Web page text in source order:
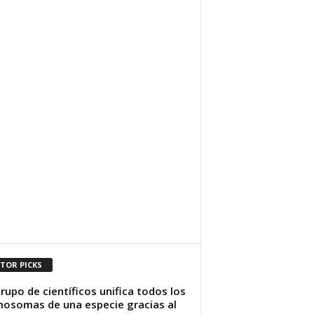
PICKS
de científicos unifica todos los
de una especie gracias al